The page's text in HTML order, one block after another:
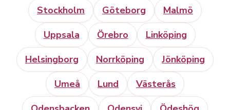
Stockholm Göteborg
Malmö
Uppsala
Örebro
Linköping
Helsingborg
Norrköping
Jönköping
Umeå
Lund
Västerås